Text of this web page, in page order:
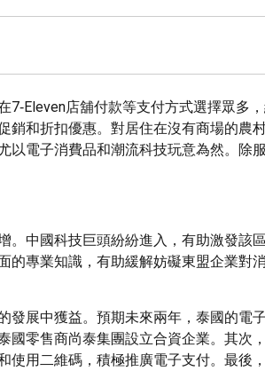
店舖付款等支付方式選擇眾多
和折扣優惠。對居住在沒有商場的農
電子消費品和潮流科技玩意為然。除
中國科技巨頭紛紛進入，有助激發該
專業知識，有助緩解妨礙東盟企業對
展中獲益。預期未來兩年，泰國的電
零售商尚泰集團設立合資企業。其次
使用二維碼，積極推廣電子支付。最後